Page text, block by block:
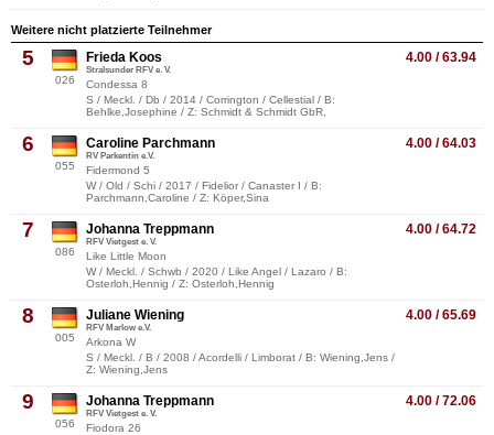
Weitere nicht platzierte Teilnehmer
5
026
4.00 / 63.94
Frieda Koos
Stralsunder RFV e. V.
Condessa 8
S / Meckl. / Db / 2014 / Corrington / Cellestial / B:
Behlke,Josephine / Z: Schmidt & Schmidt GbR,
6
055
4.00 / 64.03
Caroline Parchmann
RV Parkentin e.V.
Fidermond 5
W / Old / Schi / 2017 / Fidelior / Canaster I / B:
Parchmann,Caroline / Z: Köper,Sina
7
086
4.00 / 64.72
Johanna Treppmann
RFV Vietgest e. V.
Like Little Moon
W / Meckl. / Schwb / 2020 / Like Angel / Lazaro / B:
Osterloh,Hennig / Z: Osterloh,Hennig
8
005
4.00 / 65.69
Juliane Wiening
RFV Marlow e.V.
Arkona W
S / Meckl. / B / 2008 / Acordelli / Limborat / B: Wiening,Jens /
Z: Wiening,Jens
9
056
4.00 / 72.06
Johanna Treppmann
RFV Vietgest e. V.
Fiodora 26